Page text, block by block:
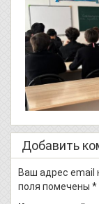
Добавить
Ваш адрес email
поля помечены *